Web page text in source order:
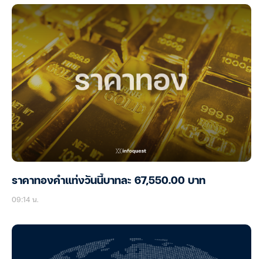
ราคาทองคำแท่งวันนี้บาทละ 67,550.00 บาท
09:14 น.